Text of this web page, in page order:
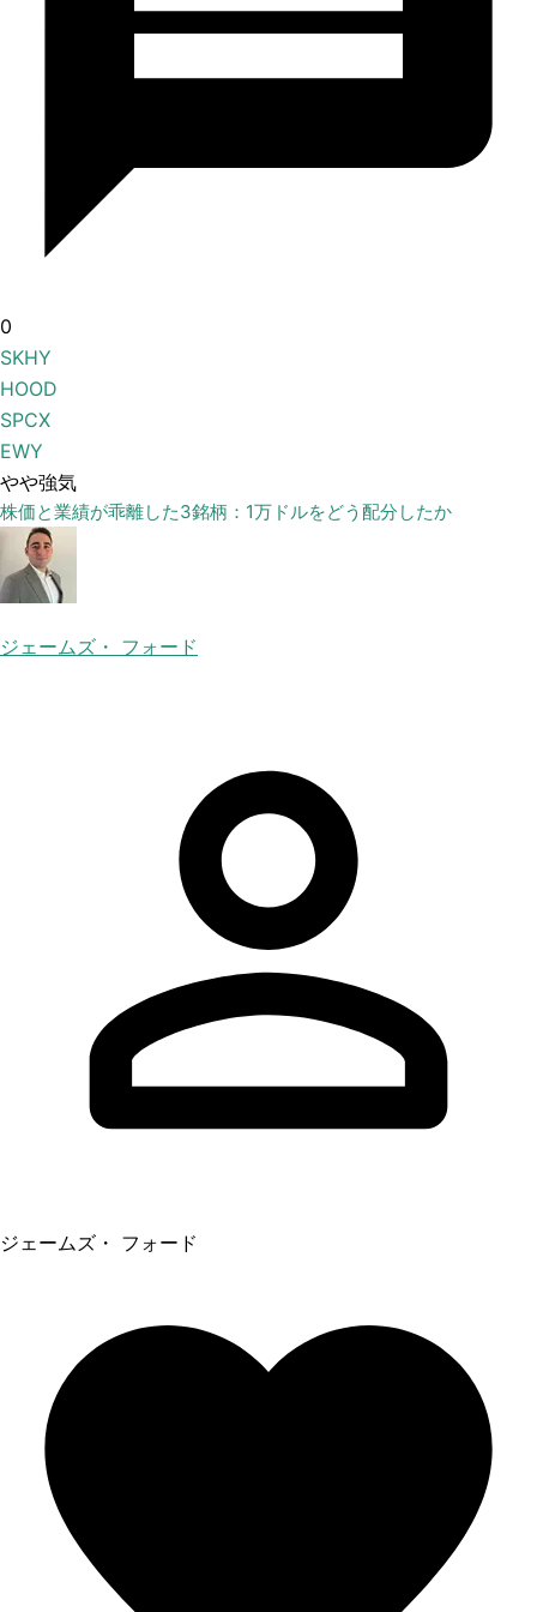
0
SKHY
HOOD
SPCX
EWY
やや強気
株価と業績が乖離した3銘柄：1万ドルをどう配分したか
ジェームズ・ フォード
ジェームズ・ フォード